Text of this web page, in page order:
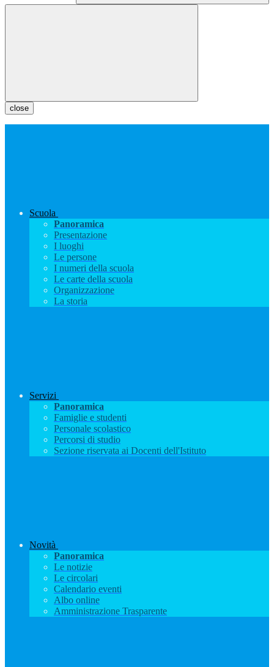
close
Scuola
Panoramica
Presentazione
I luoghi
Le persone
I numeri della scuola
Le carte della scuola
Organizzazione
La storia
Servizi
Panoramica
Famiglie e studenti
Personale scolastico
Percorsi di studio
Sezione riservata ai Docenti dell'Istituto
Novità
Panoramica
Le notizie
Le circolari
Calendario eventi
Albo online
Amministrazione Trasparente